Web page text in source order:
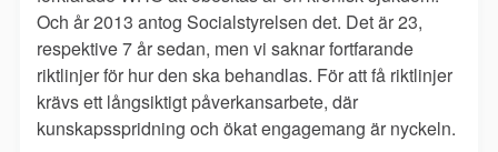
Och år 2013 antog Socialstyrelsen det. Det är 23,
respektive 7 år sedan, men vi saknar fortfarande
riktlinjer för hur den ska behandlas. För att få riktlinjer
krävs ett långsiktigt påverkansarbete, där
kunskapsspridning och ökat engagemang är nyckeln.